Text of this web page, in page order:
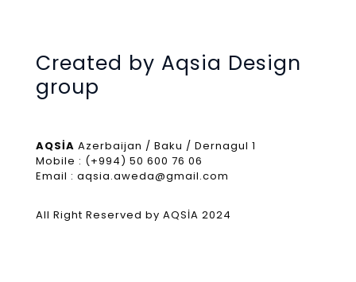
Created by Aqsia Design
group
AQSİA Azerbaijan / Baku / Dernagul 1
Mobile : (+994) 50 600 76 06
Email : aqsia.aweda@gmail.com
All Right Reserved by AQSİA 2024